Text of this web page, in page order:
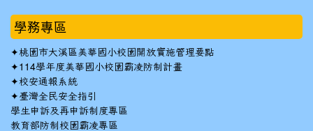
學務專區
✦桃園市大溪區美華國小校園開放實施管理要點
✦114學年度美華國小校園霸凌防制計畫
✦校安通報系統
✦臺灣全民安全指引
學生申訴及再申訴制度專區
教育部防制校園霸凌專區